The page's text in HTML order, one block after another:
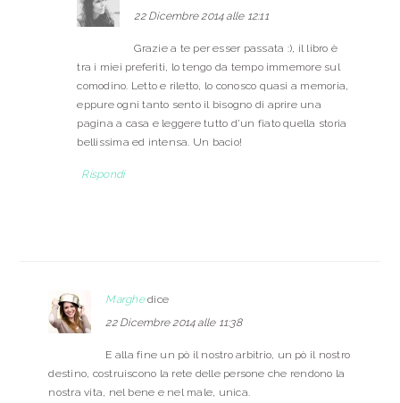
22 Dicembre 2014 alle 12:11
Grazie a te per esser passata :), il libro è
tra i miei preferiti, lo tengo da tempo immemore sul
comodino. Letto e riletto, lo conosco quasi a memoria,
eppure ogni tanto sento il bisogno di aprire una
pagina a casa e leggere tutto d’un fiato quella storia
bellissima ed intensa. Un bacio!
Rispondi
Marghe dice
22 Dicembre 2014 alle 11:38
E alla fine un pò il nostro arbitrio, un pò il nostro
destino, costruiscono la rete delle persone che rendono la
nostra vita, nel bene e nel male, unica.